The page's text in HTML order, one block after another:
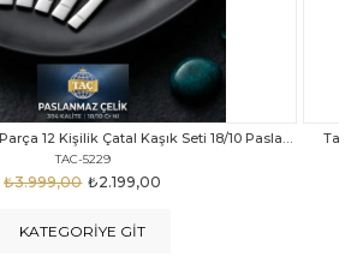
Parça 12 Kişilik Çatal Kaşık Bıçak Seti
TAC-5040
₺2.999,00
₺4.289,00
Taç
KATEGORIYE GIT